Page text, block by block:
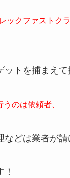
ックファストクラ
トを捕まえて
のは依頼者、
などは業者が請